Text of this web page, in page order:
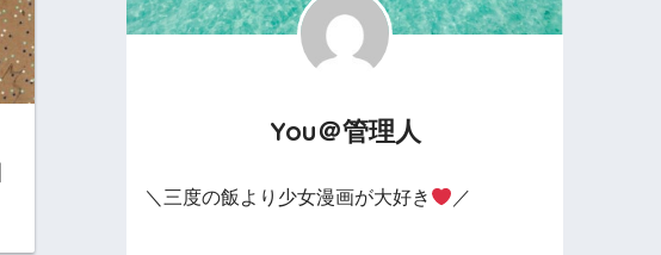
You＠管理人
＼三度の飯より少女漫画が大好き ／